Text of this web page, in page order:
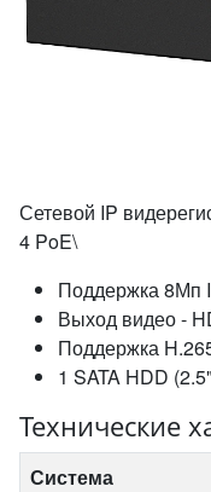
Сетевой IP
4 PoE\
Поддержка 8Мп
Выход видео -
Поддержка
1 SATA HDD
Технические
Система